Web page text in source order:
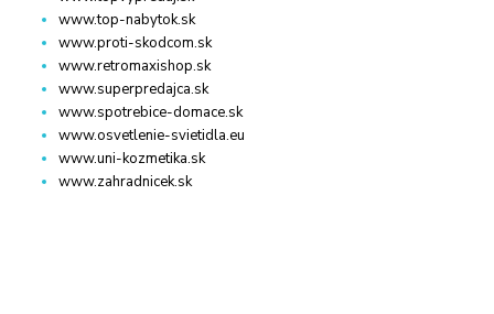
www.top-nabytok.sk
www.proti-skodcom.sk
www.retromaxishop.sk
www.superpredajca.sk
www.spotrebice-domace.sk
www.osvetlenie-svietidla.eu
www.uni-kozmetika.sk
www.zahradnicek.sk